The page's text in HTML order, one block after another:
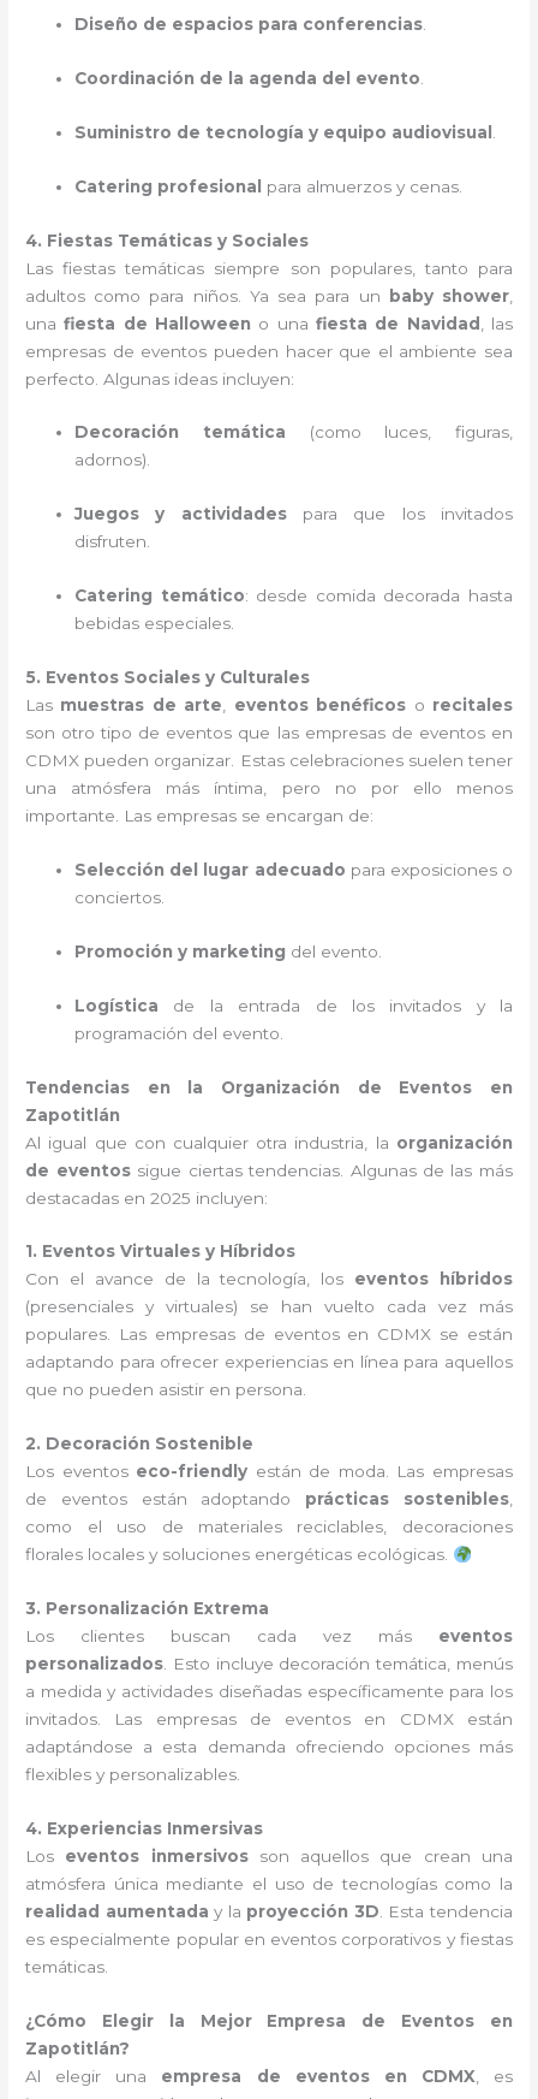
Diseño de espacios para conferencias
Coordinación de la agenda del evento
Suministro de tecnología y equipo audiovisual
Catering profesional para almuerzos y cenas.
4. Fiestas Temáticas y Sociales
Las fiestas temáticas siempre son populares, tanto para
adultos como para niños. Ya sea para un baby shower,
unafiesta de Halloween o una fiesta de Navidad , las
empresas de eventos pueden hacer que el ambiente sea
perfecto. Algunas ideas incluyen:
Decoración temática (como luces, figuras,
adornos).
Juegos y actividadespara que los invitados
disfruten.
Catering temático: desde comida decorada hasta
bebidas especiales.
5. Eventos Sociales y Culturales
Las muestras de arte eventos benéficos o recitales
son otro tipo de eventos que las empresas de eventos en
CDMX pueden organizar. Estas celebraciones suelen tener
una atmósfera más íntima, pero no por ello menos
importante. Las empresas se encargan de:
Selección del lugar adecuado para exposiciones o
conciertos.
Promoción y marketing del evento.
Logística de la entrada de los invitados y la
programación del evento.
Tendencias en la Organización de Eventos en
Zapotitlán
Al igual que con cualquier otra industria, la organización
de eventossigue ciertas tendencias. Algunas de las más
destacadas en 2025 incluyen:
1. Eventos Virtuales y Híbridos
Con el avance de la tecnología, los eventos híbridos
(presenciales y virtuales) se han vuelto cada vez más
populares. Las empresas de eventos en CDMX se están
adaptando para ofrecer experiencias en línea para aquellos
que no pueden asistir en persona.
2. Decoración Sostenible
Los eventos eco-friendly están de moda. Las empresas
de eventos están adoptando prácticas sostenibles,
como el uso de materiales reciclables, decoraciones
florales locales y soluciones energéticas ecológicas.
3. Personalización Extrema
Los clientes buscan cada vez más eventos
personalizados . Esto incluye decoración temática, menús
a medida y actividades diseñadas específicamente para los
invitados. Las empresas de eventos en CDMX están
adaptándose a esta demanda ofreciendo opciones más
flexibles y personalizables.
4. Experiencias Inmersivas
Los eventos inmersivosson aquellos que crean una
atmósfera única mediante el uso de tecnologías como la
realidad aumentada y la proyección 3D . Esta tendencia
es especialmente popular en eventos corporativos y fiestas
temáticas.
¿Cómo Elegir la Mejor Empresa de Eventos en
Zapotitlán?
Al elegir una empresa de eventos en CDMX , es